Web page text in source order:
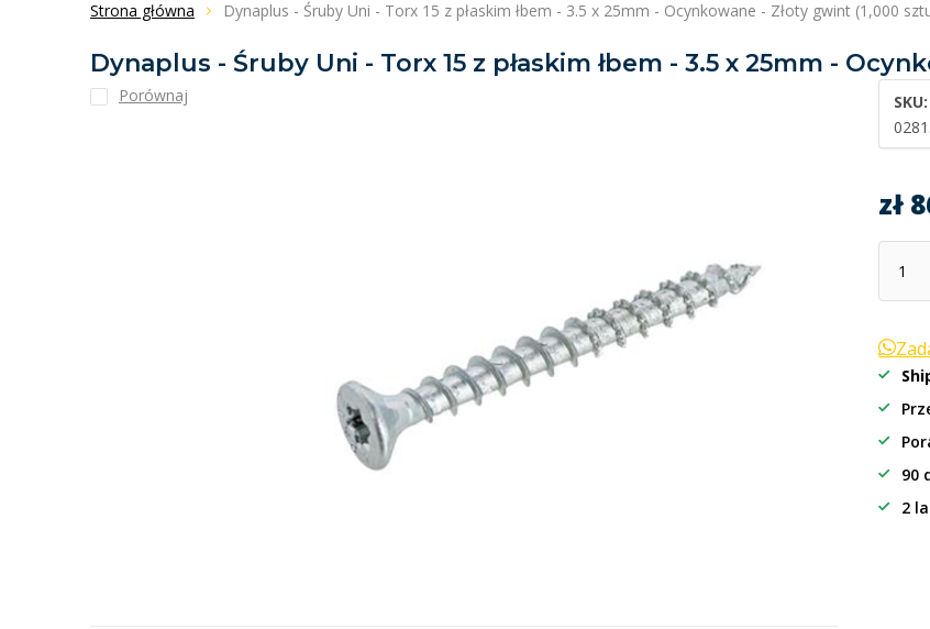
Strona główna Dynaplus - Śruby Uni - Torx 15 z płaskim łbem - 3.5 x 25mm - Ocynkowane - Złoty gwint (1,000
Dynaplus - Śruby Uni - Torx 15 z płaskim łbem - 3.5 x 25mm -
Porównaj
SKU:
zł
90
2